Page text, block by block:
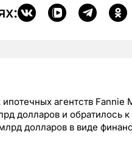
агентств Fannie
долларов и обратилось
долларов в виде